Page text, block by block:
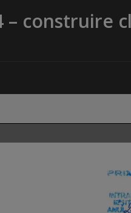
– construire